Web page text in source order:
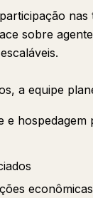
sobre
a equipe
hospedagem